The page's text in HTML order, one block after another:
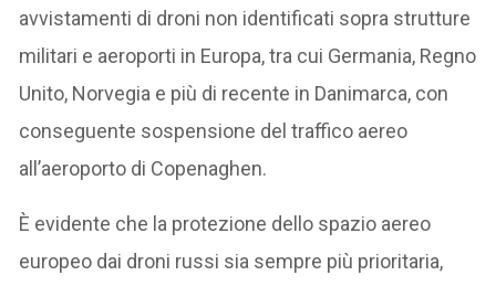
avvistamenti di droni non identificati sopra strutture
militari e aeroporti in Europa, tra cui Germania, Regno
Unito, Norvegia e più di recente in Danimarca, con
conseguente sospensione del traffico aereo
all’aeroporto di Copenaghen.
È evidente che la protezione dello spazio aereo
europeo dai droni russi sia sempre più prioritaria,